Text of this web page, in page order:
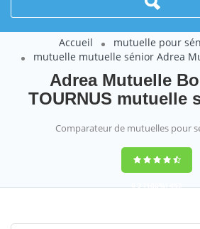
Accueil
mutuelle pour
mutuelle mutuelle sénior Adrea
Adrea Mutuelle
TOURNUS mutuelle
Comparateur de mutuelles pour
9,2(100%)452